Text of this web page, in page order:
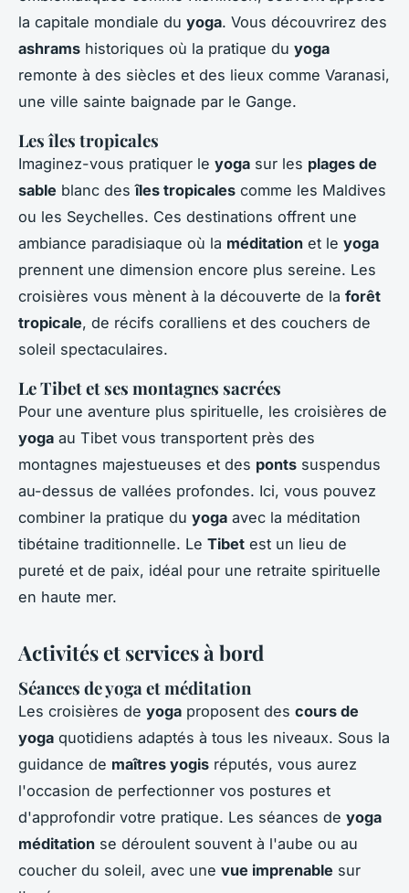
la capitale mondiale du yoga. Vous découvrirez des
ashrams historiques où la pratique du yoga
remonte à des siècles et des lieux comme Varanasi,
une ville sainte baignade par le Gange.
Les îles tropicales
Imaginez-vous pratiquer le yoga sur les plages de
sable blanc desîles tropicales comme les Maldives
ou les Seychelles. Ces destinations offrent une
ambiance paradisiaque où la méditation et le yoga
prennent une dimension encore plus sereine. Les
croisières vous mènent à la découverte de la forêt
tropicale, de récifs coralliens et des couchers de
soleil spectaculaires.
Le Tibet et ses montagnes sacrées
Pour une aventure plus spirituelle, les croisières de
yoga au Tibet vous transportent près des
montagnes majestueuses et des ponts suspendus
au-dessus de vallées profondes. Ici, vous pouvez
combiner la pratique du yoga avec la méditation
tibétaine traditionnelle. Le Tibet est un lieu de
pureté et de paix, idéal pour une retraite spirituelle
en haute mer.
Activités et services à bord
Séances de yoga et méditation
Les croisières de yoga proposent des cours de
yoga quotidiens adaptés à tous les niveaux. Sous la
guidance de maîtres yogis réputés, vous aurez
l'occasion de perfectionner vos postures et
d'approfondir votre pratique. Les séances de yoga
méditation se déroulent souvent à l'aube ou au
coucher du soleil, avec une vue imprenable sur